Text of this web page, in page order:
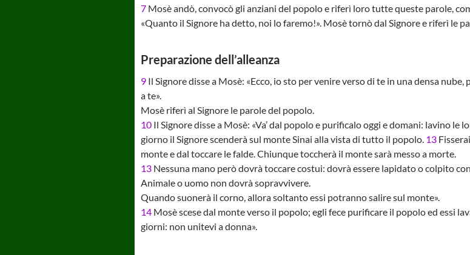
7 Mosè andò, convocò gli anziani del popolo e riferì loro tutte queste parole,
«Quanto il Signore ha detto, noi lo faremo!». Mosè tornò dal Signore e riferì le
Preparazione dell’alleanza
9 Il Signore disse a Mosè: «Ecco, io sto per venire verso di te in una densa
a te».
Mosè riferì al Signore le parole del popolo.
10 Il Signore disse a Mosè: «Va’ dal popolo e purificalo oggi e domani: lavino
giorno il Signore scenderà sul monte Sinai alla vista di tutto il popolo. 13
monte e dal toccare le falde. Chiunque toccherà il monte sarà messo a morte.
13 Nessuna mano però dovrà toccare costui: dovrà essere lapidato o colpito
Animale o uomo non dovrà sopravvivere.
Quando suonerà il corno, allora soltanto essi potranno salire sul monte».
14 Mosè scese dal monte verso il popolo; egli fece purificare il popolo ed essi
giorni: non unitevi a donna».